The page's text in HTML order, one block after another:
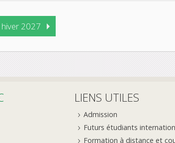
hiver 2027
LIENS UTILES
Admission
Futurs étudiants
Formation à distance et